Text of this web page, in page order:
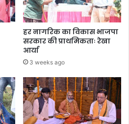
हर नागरिक का विकास भाजपा
सरकार की प्राथमिकताः रेखा
आर्या
3 weeks ago